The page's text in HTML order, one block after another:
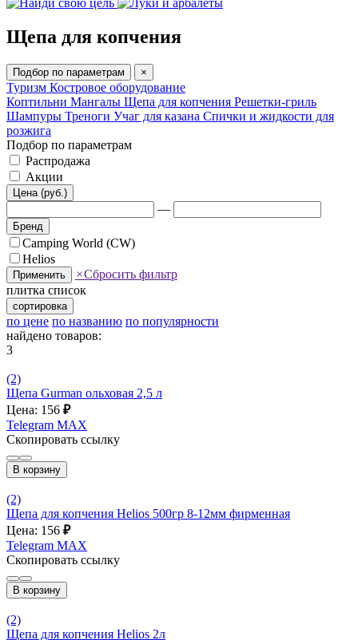
Щепа для копчения
Подбор по параметрам ×
Туризм Костровое оборудование
Коптильни Мангалы Щепа для копчения Решетки-гриль
Шампуры Треноги Учаг для казана Спички и жидкости для
розжига
Подбор по параметрам
Распродажа
Акции
Цена (руб.)
—
Бренд
Camping World (CW)
Helios
Применить ×Сбросить фильтр
плитка список
сортировка
по цене по названию по популярности
найдено товаров:
3
(2)
Щепа Gurman ольховая 2,5 л
Цена: 156 ₽
Telegram MAX
Скопировать ссылку
В корзину
(2)
Щепа для копчения Helios 500гр 8-12мм фирменная
Цена: 156 ₽
Telegram MAX
Скопировать ссылку
В корзину
(2)
Щепа для копчения Helios 2л